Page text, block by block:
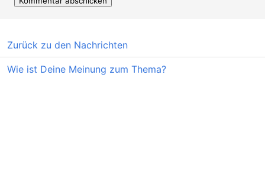
Zurück zu den Nachrichten
Wie ist Deine Meinung zum Thema?